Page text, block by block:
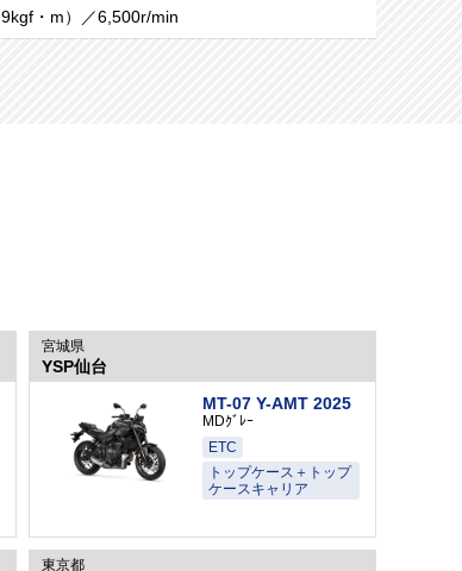
・m）／6,500r/min
宮城県
YSP仙台
MT-07 Y-AMT 2025
MDｸﾞﾚｰ
ETC
トップケース＋トップ
ケースキャリア
東京都